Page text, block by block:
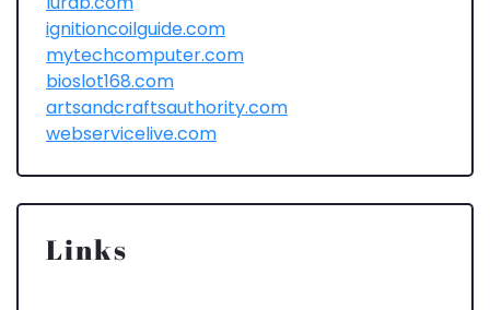
ignitioncoilguide.com
mytechcomputer.com
bioslot168.com
artsandcraftsauthority.com
webservicelive.com
Links